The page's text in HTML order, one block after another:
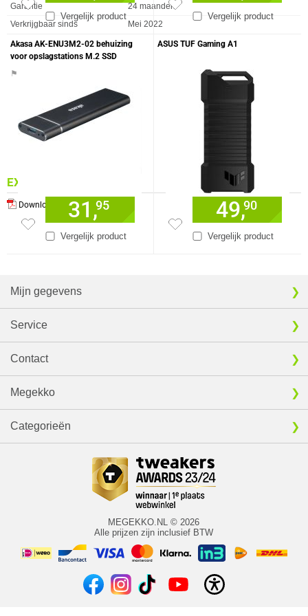
Garantie
24 maanden
Verkrijgbaar sinds
Mei 2022
⚑ Fout melden
EXTRA INFORMATIE
Download specificatie sheet
Vergelijk product Vergelijk product
Akasa AK-ENU3M2-02 behuizing
voor opslagstations M.2 SSD
enclosure Zwart
Vergelijk product
31,95
ASUS TUF Gaming A1
Vergelijk product
49,90
Mijn gegevens
Service
Contact
Megekko
Categorieën
MEGEKKO.NL © 2026
Alle prijzen zijn inclusief BTW